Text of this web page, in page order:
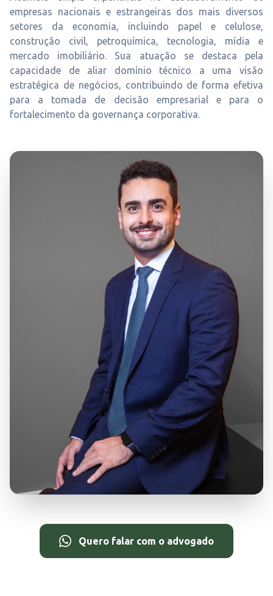
empresas nacionais e estrangeiras dos mais diversos
setores da economia, incluindo papel e celulose,
construção civil, petroquímica, tecnologia, mídia e
mercado imobiliário. Sua atuação se destaca pela
capacidade de aliar domínio técnico a uma visão
estratégica de negócios, contribuindo de forma efetiva
para a tomada de decisão empresarial e para o
fortalecimento da governança corporativa.
Quero falar com o advogado